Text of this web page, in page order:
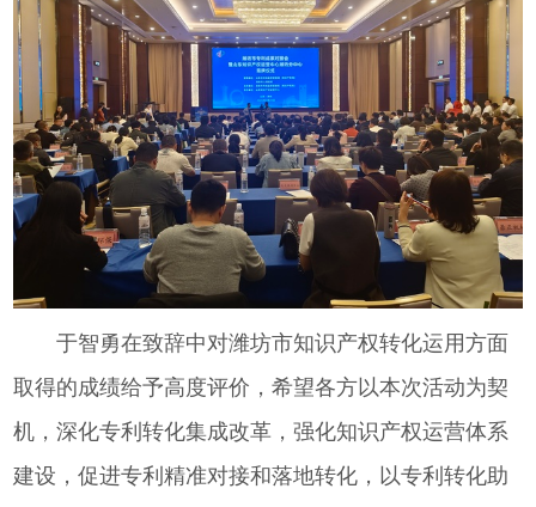
于智勇在致辞中对潍坊市知识产权转化运用方面
取得的成绩给予高度评价，希望各方以本次活动为契
机，深化专利转化集成改革，强化知识产权运营体系
建设，促进专利精准对接和落地转化，以专利转化助